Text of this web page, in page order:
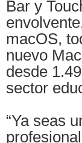
Bar y
macOS,
nuevo
desde
sector
“Ya seas